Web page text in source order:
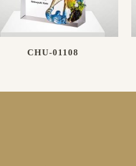
CHU-01108